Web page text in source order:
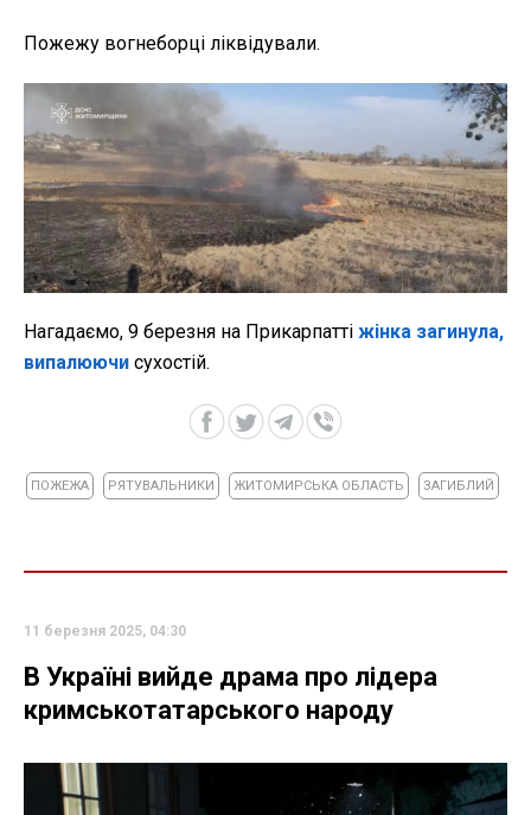
Пожежу вогнеборці ліквідували.
Нагадаємо, 9 березня на Прикарпатті жінка загинула,
випалюючи сухостій.
ПОЖЕЖА РЯТУВАЛЬНИКИ ЖИТОМИРСЬКА ОБЛАСТЬ ЗАГИБЛИЙ
11 березня 2025, 04:30
В Україні вийде драма про лідера
кримськотатарського народу